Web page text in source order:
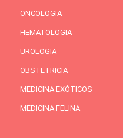
ONCOLOGIA
HEMATOLOGIA
UROLOGIA
OBSTETRICIA
MEDICINA EXÓTICOS
MEDICINA FELINA